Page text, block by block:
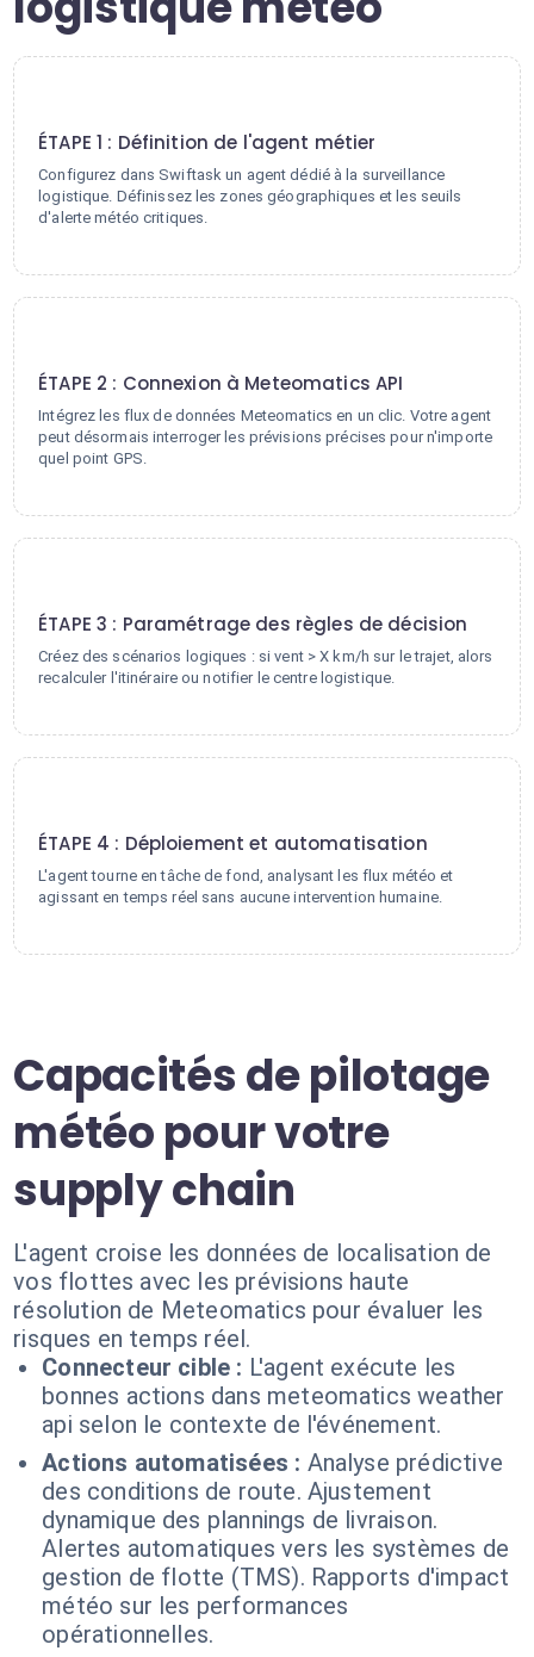
ÉTAPE 1 : Définition de l'agent métier
Configurez dans Swiftask un agent dédié à la surveillance
logistique. Définissez les zones géographiques et les seuils
d'alerte météo critiques.
ÉTAPE 2 : Connexion à Meteomatics API
Intégrez les flux de données Meteomatics en un clic. Votre agent
peut désormais interroger les prévisions précises pour n'importe
quel point GPS.
ÉTAPE 3 : Paramétrage des règles de décision
Créez des scénarios logiques : si vent > X km/h sur le trajet, alors
recalculer l'itinéraire ou notifier le centre logistique.
ÉTAPE 4 : Déploiement et automatisation
L'agent tourne en tâche de fond, analysant les flux météo et
agissant en temps réel sans aucune intervention humaine.
Capacités de pilotage
météo pour votre
supply chain
L'agent croise les données de localisation de
vos flottes avec les prévisions haute
résolution de Meteomatics pour évaluer les
risques en temps réel.
Connecteur cible : L'agent exécute les
bonnes actions dans meteomatics weather
api selon le contexte de l'événement.
Actions automatisées : Analyse prédictive
des conditions de route. Ajustement
dynamique des plannings de livraison.
Alertes automatiques vers les systèmes de
gestion de flotte (TMS). Rapports d'impact
météo sur les performances
opérationnelles.